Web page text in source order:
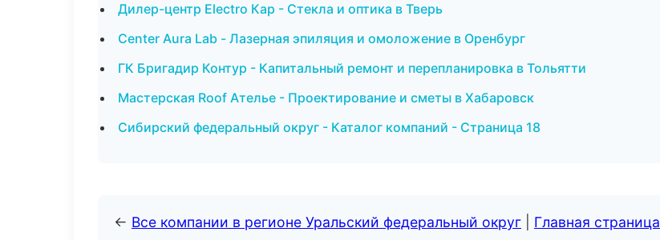
Дилер-центр Electro Кар - Стекла и оптика в Тверь
Center Aura Lab - Лазерная эпиляция и омоложение в Оренбург
ГК Бригадир Контур - Капитальный ремонт и перепланировка в Тольятти
Мастерская Roof Ателье - Проектирование и сметы в Хабаровск
Сибирский федеральный округ - Каталог компаний - Страница 18
← Все компании в регионе Уральский федеральный округ Главная страница